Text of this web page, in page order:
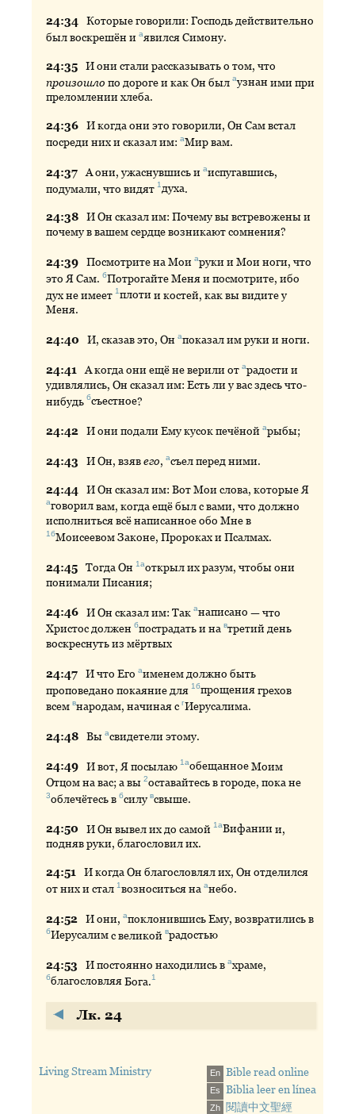
24:34 Которыеговорили: Господь действительно
был воскрешён иаявилсяСимону.
24:35 Иони стали рассказывать о том, что
произошло по дороге и как Он былаузнан ими при
преломлении хлеба.
24:36 Икогда они это говорили, Он Сам встал
посреди них и сказал им:аМирвам.
24:37 Аони, ужаснувшись иаиспугавшись,
подумали, что видят1духа.
24:38 ИОн сказал им: Почему вы встревожены и
почему в вашем сердце возникают сомнения?
24:39 Посмотритена Моиаруки и Мои ноги, что
это Я Сам.бПотрогайтеМеня и посмотрите, ибо
дух не имеет1плоти и костей, как вы видите у
Меня.
24:40 И, сказав это, Онапоказалим руки и ноги.
24:41 Акогда они ещё не верили отарадости и
удивлялись, Он сказал им: Есть ли у вас здесь что-
нибудьбсъестное?
24:42 Иони подали Ему кусок печёнойарыбы;
24:43 ИОн, взявего,асъелперед ними.
24:44 ИОн сказал им: Вот Мои слова, которые Я
аговорилвам, когда ещё был с вами, что должно
исполниться всё написанное обо Мне в
1бМоисеевомЗаконе, Пророках и Псалмах.
24:45 Тогда Он1аоткрылих разум, чтобы они
понимали Писания;
24:46 ИОн сказал им: Таканаписано — что
Христос долженбпострадатьи навтретий день
воскреснуть из мёртвых
24:47 Ичто Егоаименем должно быть
проповедано покаяние для1бпрощениягрехов
всемвнародам, начиная сгИерусалима.
24:48 Вы асвидетели этому.
24:49 Ивот, Я посылаю1аобещанноеМоим
Отцом на вас; а вы2оставайтесьв городе, пока не
3облечётесьвбсилу всвыше.
24:50 ИОн вывел их до самой1аВифании и,
подняв руки, благословил их.
24:51 Икогда Он благословлял их, Он отделился
от них и стал1возноситьсянаанебо.
24:52 Иони,апоклонившисьЕму, возвратились в
бИерусалимс великойврадостью
24:53 Ипостоянно находились вахраме,
бблагословляяБога.1
Лк. 24
En Bible read online
Es Biblia leer en línea
Zh 閱讀中文聖經
Living Stream Ministry